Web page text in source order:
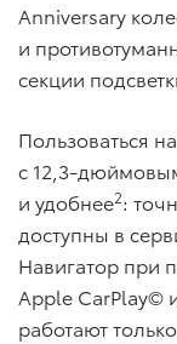
Anniversary
и
секции
Пользоваться
с 12,3-
и удобнее2:
доступны в
Навигатор при
Apple CarPlay©
работают